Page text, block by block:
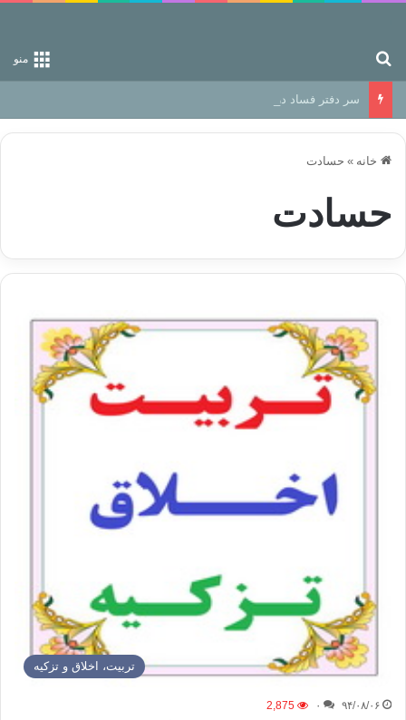
منو
سر دفتر فساد در زمین‌، دوری وکناره‌گیری از راه خداست‌!
خانه » حسادت
حسادت
تربیت، اخلاق و تزکیه
۹۴/۰۸/۰۶ ۰ 2,875